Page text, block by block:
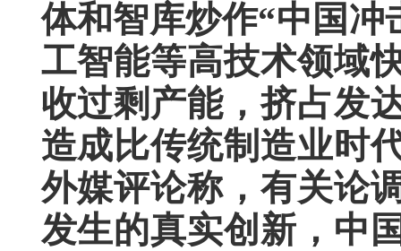
体和智库炒作“中国冲
工智能等高技术领域
收过剩产能，挤占发
造成比传统制造业时
外媒评论称，有关论
发生的真实创新，中